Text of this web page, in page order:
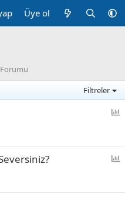
Üye ol
Forumu
Filtreler
e
t
e